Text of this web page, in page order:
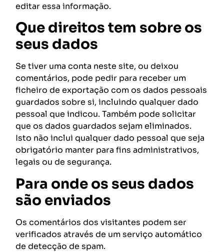
editar essa informação.
Que direitos tem sobre os
seus dados
Se tiver uma conta neste site, ou deixou
comentários, pode pedir para receber um
ficheiro de exportação com os dados pessoais
guardados sobre si, incluindo qualquer dado
pessoal que indicou. Também pode solicitar
que os dados guardados sejam eliminados.
Isto não inclui qualquer dado pessoal que seja
obrigatório manter para fins administrativos,
legais ou de segurança.
Para onde os seus dados
são enviados
Os comentários dos visitantes podem ser
verificados através de um serviço automático
de detecção de spam.